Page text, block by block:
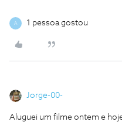
A 1 pessoa gostou
Jorge-00-
Aluguei um filme ontem e